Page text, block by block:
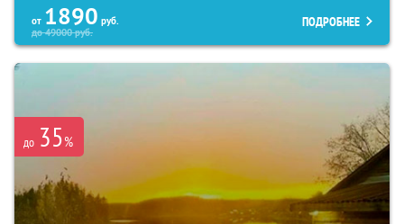
от 1890 руб.
до49000руб.
ПОДРОБНЕЕ
до 35%